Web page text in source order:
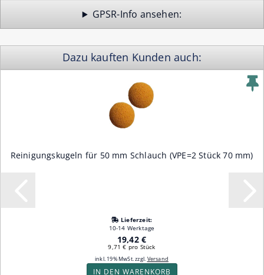
GPSR-Info
Dazu kauften Kunden auch:
Reinigungskugeln für 50 mm Schlauch (VPE=2 Stück 70 mm)
Lieferzeit:
10-14 Werktage
19,42 €
9,71 € pro Stück
inkl. 19% MwSt. zzgl. Versand
IN DEN WARENKORB